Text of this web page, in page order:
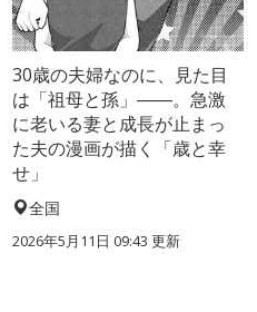
30歳の夫婦なのに、見た目
は「祖母と孫」――。急激
に老いる妻と成長が止まっ
た夫の漫画が描く「歳と幸
せ」
全国
2026年5月11日 09:43 更新